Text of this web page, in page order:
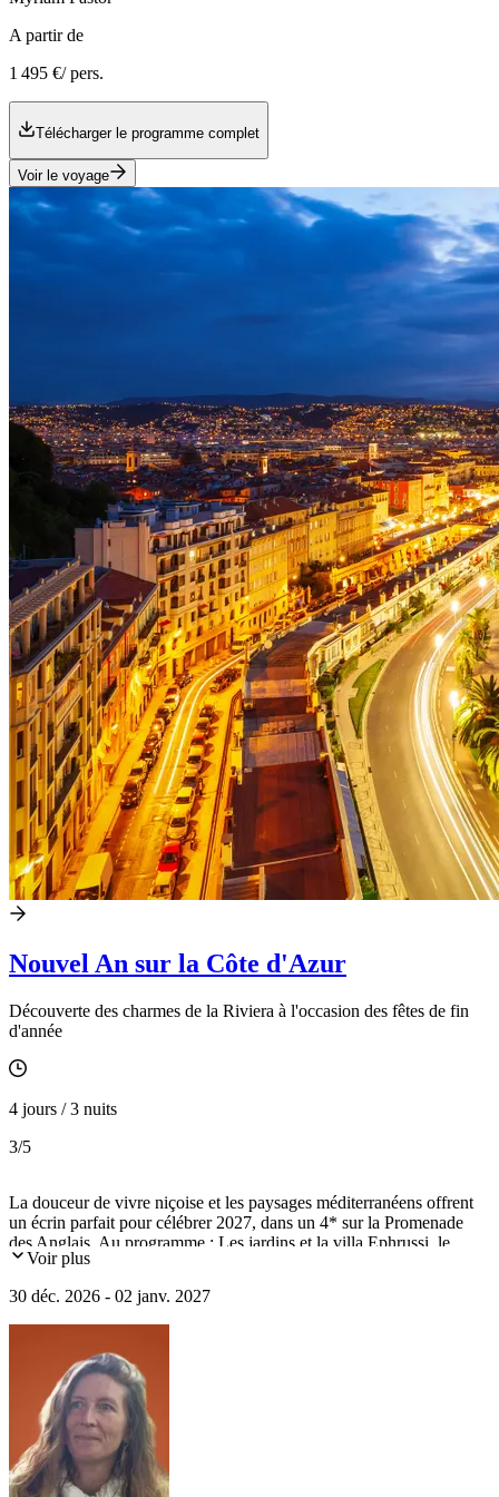
A partir de
1 495 €/ pers.
Télécharger le programme complet
Voir le voyage
Nouvel An sur la Côte d'Azur
Découverte des charmes de la Riviera à l'occasion des fêtes de fin
d'année
4 jours / 3 nuits
3/5
La douceur de vivre niçoise et les paysages méditerranéens offrent
un écrin parfait pour célébrer 2027, dans un 4* sur la Promenade
des Anglais. Au programme : Les jardins et la villa Ephrussi, le
décor baroque du Palais Lascaris, les bleus de la mer et du ciel ayant
refuges, jusqu'à Saint-Paul-de-Vence et sa célèbre Fondation
Maeght.
Voir plus
30 déc. 2026 - 02 janv. 2027